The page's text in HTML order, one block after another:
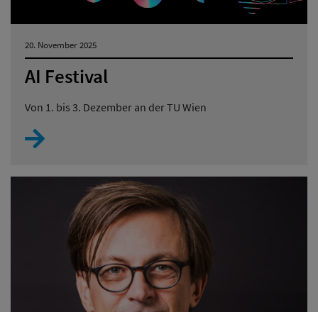
20. November 2025
AI Festival
Von 1. bis 3. Dezember an der TU Wien